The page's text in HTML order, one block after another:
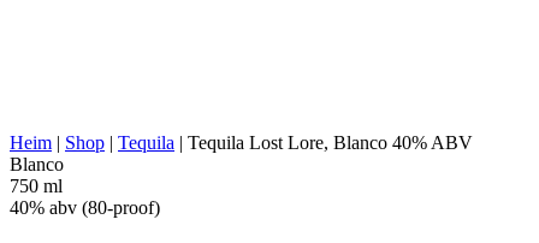
Heim | Shop | Tequila | Tequila Lost Lore, Blanco 40% ABV
Blanco
750 ml
40% abv (80-proof)